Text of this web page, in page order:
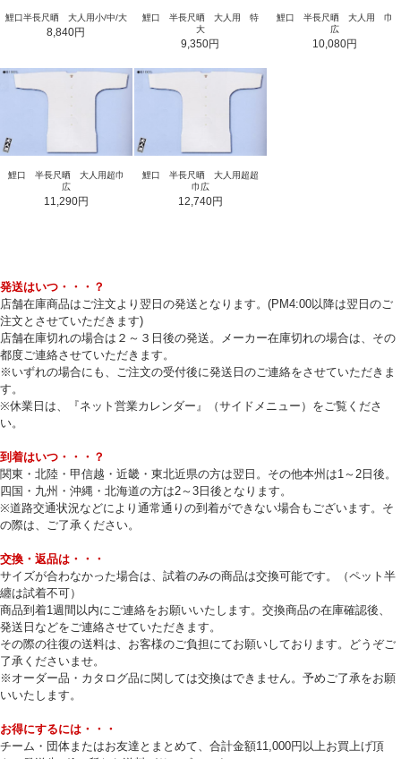
鯉口半長尺晒 大人用小/中/大
8,840円
鯉口 半長尺晒 大人用 特
大
9,350円
鯉口 半長尺晒 大人用 巾
広
10,080円
鯉口 半長尺晒 大人用超巾
広
11,290円
鯉口 半長尺晒 大人用超超
巾広
12,740円
発送はいつ・・・？
店舗在庫商品はご注文より翌日の発送となります。(PM4:00以降は翌日のご
注文とさせていただきます)
店舗在庫切れの場合は２～３日後の発送。メーカー在庫切れの場合は、その
都度ご連絡させていただきます。
※いずれの場合にも、ご注文の受付後に発送日のご連絡をさせていただきま
す。
※休業日は、『ネット営業カレンダー』（サイドメニュー）をご覧くださ
い。
到着はいつ・・・？
関東・北陸・甲信越・近畿・東北近県の方は翌日。その他本州は1～2日後。
四国・九州・沖縄・北海道の方は2～3日後となります。
※道路交通状況などにより通常通りの到着ができない場合もございます。そ
の際は、ご了承ください。
交換・返品は・・・
サイズが合わなかった場合は、試着のみの商品は交換可能です。（ペット半
纏は試着不可）
商品到着1週間以内にご連絡をお願いいたします。交換商品の在庫確認後、
発送日などをご連絡させていただきます。
その際の往復の送料は、お客様のご負担にてお願いしております。どうぞご
了承くださいませ。
※オーダー品・カタログ品に関しては交換はできません。予めご了承をお願
いいたします。
お得にするには・・・
チーム・団体またはお友達とまとめて、合計金額11,000円以上お買上げ頂